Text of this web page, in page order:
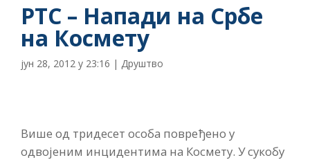
РТС – Напади на Србе
на Космету
јун 28, 2012 у 23:16 | Друштво
Више од тридесет особа повређено у
одвојеним инцидентима на Космету. У сукобу